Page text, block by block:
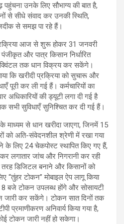
पहुंचना उनके लिए सौभाग्य की बात है,
से सीधे संवाद कर उनकी स्थिति,
से समझ पा रहे हैं।
आज से शुरू होकर 31 जनवरी
और पात्र किसान निर्धारित
तक धान विक्रय कर सकेंगे।
कि खरीदी प्रक्रिया को सुचारू और
पूरी कर ली गई हैं। कर्मचारियों का
अधिकारियों की ड्यूटी लगा दी गई है
सभी सुविधाएँ सुनिश्चित कर दी गई हैं।
से धान खरीदा जाएगा, जिनमें 15
को अति-संवेदनशील श्रेणी में रखा गया
के लिए 24 चेकपोस्ट स्थापित किए गए हैं,
लगातार जांच और निगरानी कर रही
तरह डिजिटल बनाने और किसानों को
“तुंहर टोकन” मोबाइल ऐप लागू किया
बजे टोकन उपलब्ध होंगे और सोसायटी
कर सकेंगे। टोकन सात दिनों तक
प्रमाणीकरण अनिवार्य किया गया है,
टोकन जारी नहीं हो सकेगा।